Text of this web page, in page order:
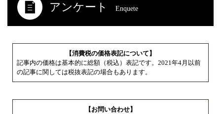
アンケート Enquete
【消費税の価格表記について】
記事内の価格は基本的に総額（税込）表記です。2021年4月以前
の記事に関しては税抜表記の場合もあります。
【お問い合わせ】